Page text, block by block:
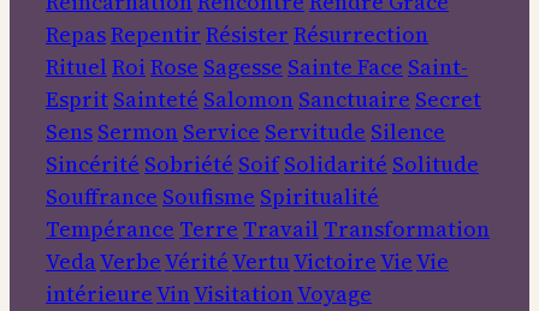
RepasRepentir Résister Résurrection
Rituel Roi Rose Sagesse Sainte Face Saint-
Esprit Sainteté Salomon Sanctuaire Secret
Sens Sermon Service Servitude Silence
Sincérité Sobriété Soif Solidarité Solitude
Souffrance Soufisme Spiritualité
Tempérance Terre Travail Transformation
VedaVerbeVéritéVertuVictoireVieVie
intérieureVinVisitationVoyage